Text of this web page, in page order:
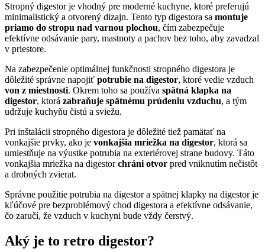
Stropný digestor je vhodný pre moderné kuchyne, ktoré preferujú
minimalistický a otvorený dizajn. Tento typ digestora sa montuje
priamo do stropu nad varnou plochou, čím zabezpečuje
efektívne odsávanie pary, mastnoty a pachov bez toho, aby zavadzal
v priestore.
Na zabezpečenie optimálnej funkčnosti stropného digestora je
dôležité správne napojiť potrubie na digestor, ktoré vedie vzduch
von z miestnosti. Okrem toho sa používa spätná klapka na
digestor, ktorá zabraňuje spätnému prúdeniu vzduchu, a tým
udržuje kuchyňu čistú a sviežu.
Pri inštalácii stropného digestora je dôležité tiež pamätať na
vonkajšie prvky, ako je vonkajšia mriežka na digestor, ktorá sa
umiestňuje na výustke potrubia na exteriérovej strane budovy. Táto
vonkajšia mriežka na digestorchráni otvor pred vniknutím nečistôt
a drobných zvierat.
Správne použitie potrubia na digestor a spätnej klapky na digestor je
kľúčové pre bezproblémový chod digestora a efektívne odsávanie,
čo zaručí, že vzduch v kuchyni bude vždy čerstvý.
Aký je to retro digestor?